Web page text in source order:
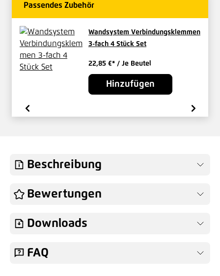
Passendes Zubehör
Wandsystem Verbindungsklemmen
3-fach 4 Stück Set
22,85 €* / Je Beutel
Hinzufügen
Beschreibung
Bewertungen
Downloads
FAQ